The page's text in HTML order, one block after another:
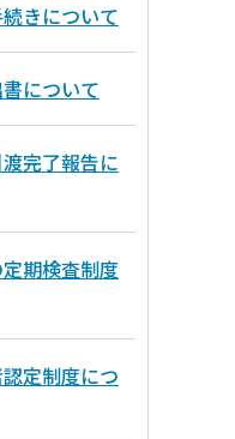
きについて
について
完了報告に
期検査制度
定制度につ